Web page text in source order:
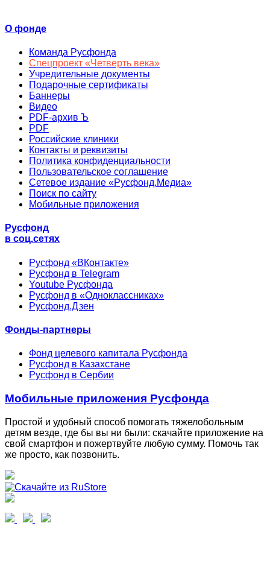
О фонде
Команда Русфонда
Спецпроект «Четверть века»
Учредительные документы
Подарочные сертификаты
Баннеры
Видео
PDF-архив Ъ
PDF
Российские клиники
Контакты и реквизиты
Политика конфиденциальности
Пользовательское соглашение
Сетевое издание «Русфонд.Медиа»
Поиск по сайту
Мобильные приложения
Русфонд
в соц.сетях
Русфонд «ВКонтакте»
Русфонд в Telegram
Youtube Русфонда
Русфонд в «Одноклассниках»
Русфонд.Дзен
Фонды-партнеры
Фонд целевого капитала Русфонда
Русфонд в Казахстане
Русфонд в Сербии
Мобильные приложения Русфонда
Простой и удобный способ помогать тяжелобольным
детям везде, где бы вы ни были: скачайте приложение на
свой смартфон и пожертвуйте любую сумму. Помочь так
же просто, как позвонить.